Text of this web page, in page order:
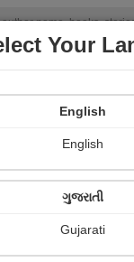
Arbaaz Mogal
Your
English
English
ગુજરાતી
Gujarati